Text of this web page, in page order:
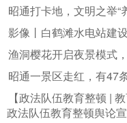
昭通打卡地，文明之举“
影像丨白鹤滩水电站建
渔洞樱花开启夜景模式
昭通一景区走红，有47
【政法队伍教育整顿 |
政法队伍教育整顿舆论